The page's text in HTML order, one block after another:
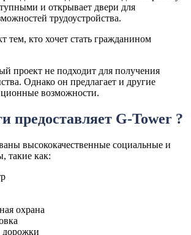
и открывает двери для
трудоустройства.
тем, кто хочет стать гражданином
проект не подходит для получения
Однако он предлагает и другие
возможности.
предоставляет G-Tower ?
высококачественные социальные и
такие как:
охрана